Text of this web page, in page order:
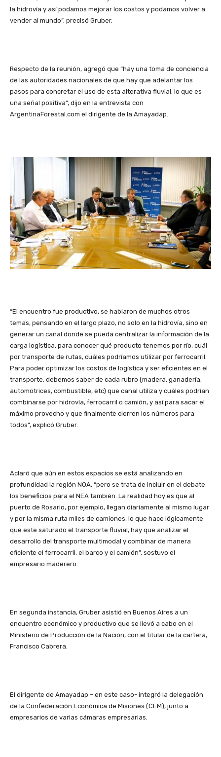
la hidrovía y así podamos mejorar los costos y podamos volver a
vender al mundo”, precisó Gruber.
Respecto de la reunión, agregó que “hay una toma de conciencia
de las autoridades nacionales de que hay que adelantar los
pasos para concretar el uso de esta alterativa fluvial, lo que es
una señal positiva”, dijo en la entrevista con
ArgentinaForestal.com el dirigente de la Amayadap.
“El encuentro fue productivo, se hablaron de muchos otros
temas, pensando en el largo plazo, no solo en la hidrovía, sino en
generar un canal donde se pueda centralizar la información de la
carga logística, para conocer qué producto tenemos por río, cuál
por transporte de rutas, cuáles podríamos utilizar por ferrocarril.
Para poder optimizar los costos de logística y ser eficientes en el
transporte, debemos saber de cada rubro (madera, ganadería,
automotrices, combustible, etc) que canal utiliza y cuáles podrían
combinarse por hidrovía, ferrocarril o camión, y así para sacar el
máximo provecho y que finalmente cierren los números para
todos”, explicó Gruber.
Aclaró que aún en estos espacios se está analizando en
profundidad la región NOA, “pero se trata de incluir en el debate
los beneficios para el NEA también. La realidad hoy es que al
puerto de Rosario, por ejemplo, llegan diariamente al mismo lugar
y por la misma ruta miles de camiones, lo que hace lógicamente
que este saturado el transporte fluvial, hay que analizar el
desarrollo del transporte multimodal y combinar de manera
eficiente el ferrocarril, el barco y el camión”, sostuvo el
empresario maderero.
En segunda instancia, Gruber asistió en Buenos Aires a un
encuentro económico y productivo que se llevó a cabo en el
Ministerio de Producción de la Nación, con el titular de la cartera,
Francisco Cabrera.
El dirigente de Amayadap – en este caso- integró la delegación
de la Confederación Económica de Misiones (CEM), junto a
empresarios de varias cámaras empresarias.